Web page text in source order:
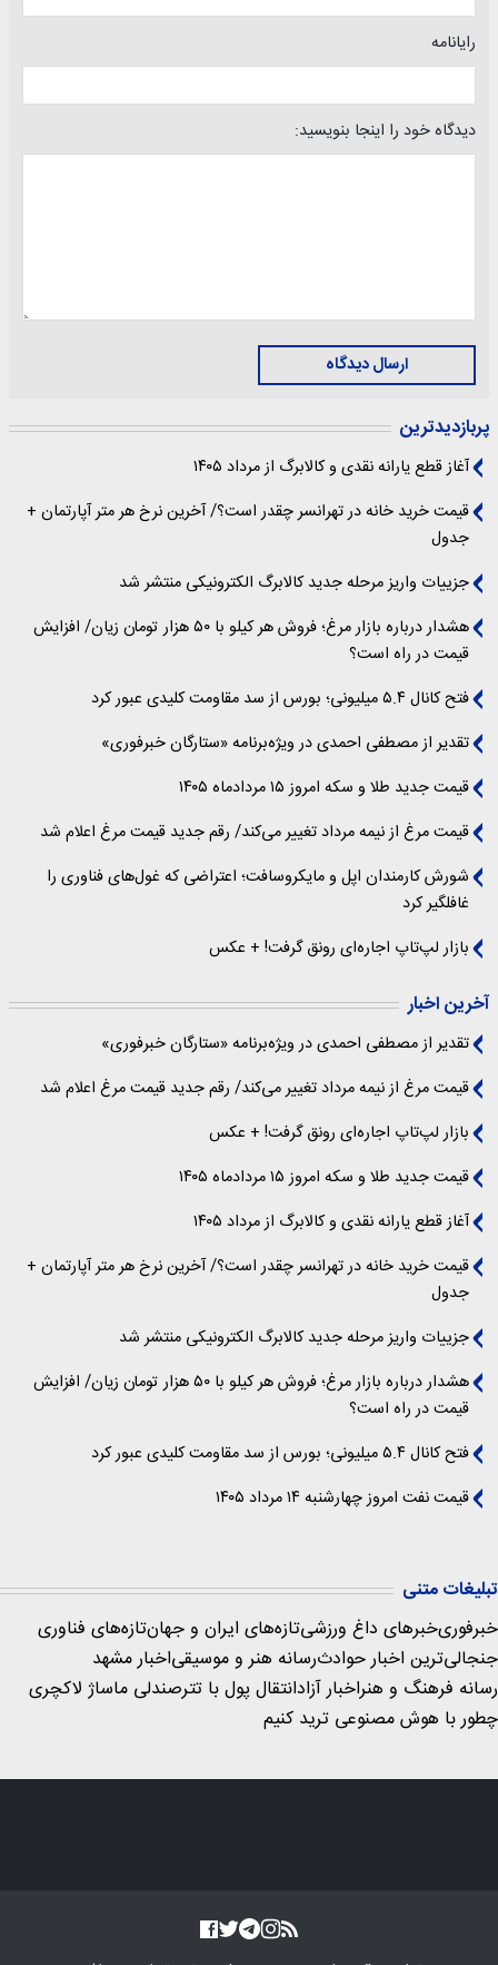
رایانامه
دیدگاه خود را اینجا بنویسید:
ارسال دیدگاه
پربازدیدترین
آغاز قطع یارانه نقدی و کالابرگ از مرداد ۱۴۰۵
قیمت خرید خانه در تهرانسر چقدر است؟/ آخرین نرخ هر متر آپارتمان +
جدول
جزییات واریز مرحله جدید کالابرگ الکترونیکی منتشر شد
هشدار درباره بازار مرغ؛ فروش هر کیلو با ۵۰ هزار تومان زیان/ افزایش
قیمت در راه است؟
فتح کانال ۵.۴ میلیونی؛ بورس از سد مقاومت کلیدی عبور کرد
تقدیر از مصطفی احمدی در ویژه‌برنامه «ستارگان خبرفوری»
قیمت جدید طلا و سکه امروز ۱۵ مردادماه ۱۴۰۵
قیمت مرغ از نیمه مرداد تغییر می‌کند/ رقم جدید قیمت مرغ اعلام شد
شورش کارمندان اپل و مایکروسافت؛ اعتراضی که غول‌های فناوری را
غافلگیر کرد
بازار لپ‌تاپ اجاره‌ای رونق گرفت! + عکس
آخرین اخبار
تقدیر از مصطفی احمدی در ویژه‌برنامه «ستارگان خبرفوری»
قیمت مرغ از نیمه مرداد تغییر می‌کند/ رقم جدید قیمت مرغ اعلام شد
بازار لپ‌تاپ اجاره‌ای رونق گرفت! + عکس
قیمت جدید طلا و سکه امروز ۱۵ مردادماه ۱۴۰۵
آغاز قطع یارانه نقدی و کالابرگ از مرداد ۱۴۰۵
قیمت خرید خانه در تهرانسر چقدر است؟/ آخرین نرخ هر متر آپارتمان +
جدول
جزییات واریز مرحله جدید کالابرگ الکترونیکی منتشر شد
هشدار درباره بازار مرغ؛ فروش هر کیلو با ۵۰ هزار تومان زیان/ افزایش
قیمت در راه است؟
فتح کانال ۵.۴ میلیونی؛ بورس از سد مقاومت کلیدی عبور کرد
قیمت نفت امروز چهارشنبه ۱۴ مرداد ۱۴۰۵
تبلیغات متنی
خبرفوریخبرهای داغ ورزشیتازه‌های ایران و جهانتازه‌های فناوری
جنجالی‌ترین اخبار حوادثرسانه هنر و موسیقیاخبار مشهد
رسانه فرهنگ و هنراخبار آزادانتقال پول با تترصندلی ماساژ لاکچری
چطور با هوش مصنوعی ترید کنیم